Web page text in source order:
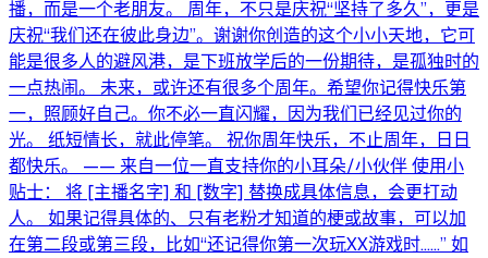
播，而是一个老朋友。 周年，不只是庆祝“坚持了多久”，更是
庆祝“我们还在彼此身边”。谢谢你创造的这个小小天地，它可
能是很多人的避风港，是下班放学后的一份期待，是孤独时的
一点热闹。 未来，或许还有很多个周年。希望你记得快乐第
一，照顾好自己。你不必一直闪耀，因为我们已经见过你的
光。 纸短情长，就此停笔。 祝你周年快乐，不止周年，日日
都快乐。 —— 来自一位一直支持你的小耳朵/小伙伴 使用小
贴士： 将 [主播名字] 和 [数字] 替换成具体信息，会更打动
人。 如果记得具体的、只有老粉才知道的梗或故事，可以加
在第二段或第三段，比如“还记得你第一次玩XX游戏时……” 如